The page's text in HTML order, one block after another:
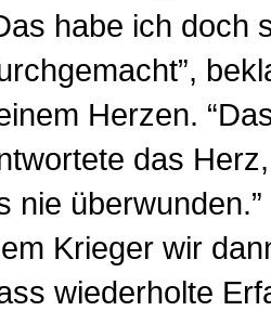
habe ich doch
Herzen.
das
nie überwunden.”
Krieger wir
wiederholte